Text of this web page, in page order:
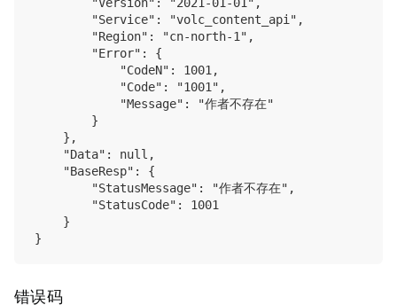
        "Service": "volc_content_api",
        "Region": "cn-north-1",
        "Error": {
            "CodeN": 1001,
            "Code": "1001",
            "Message": "作者不存在"
        }
    },
    "Data": null,
    "BaseResp": {
        "StatusMessage": "作者不存在",
        "StatusCode": 1001
    }
错误码